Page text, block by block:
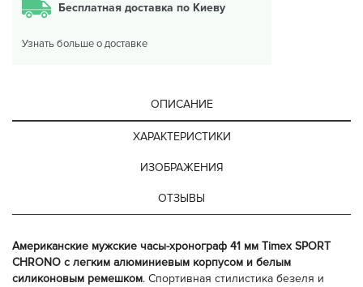
Бесплатная доставка по Киеву
Узнать больше о доставке
ОПИСАНИЕ
ХАРАКТЕРИСТИКИ
ИЗОБРАЖЕНИЯ
ОТЗЫВЫ
Американские мужские часы-хронограф 41 мм Timex SPORT
CHRONO с легким алюминиевым корпусом и белым
силиконовым ремешком. Спортивная стилистика безеля и